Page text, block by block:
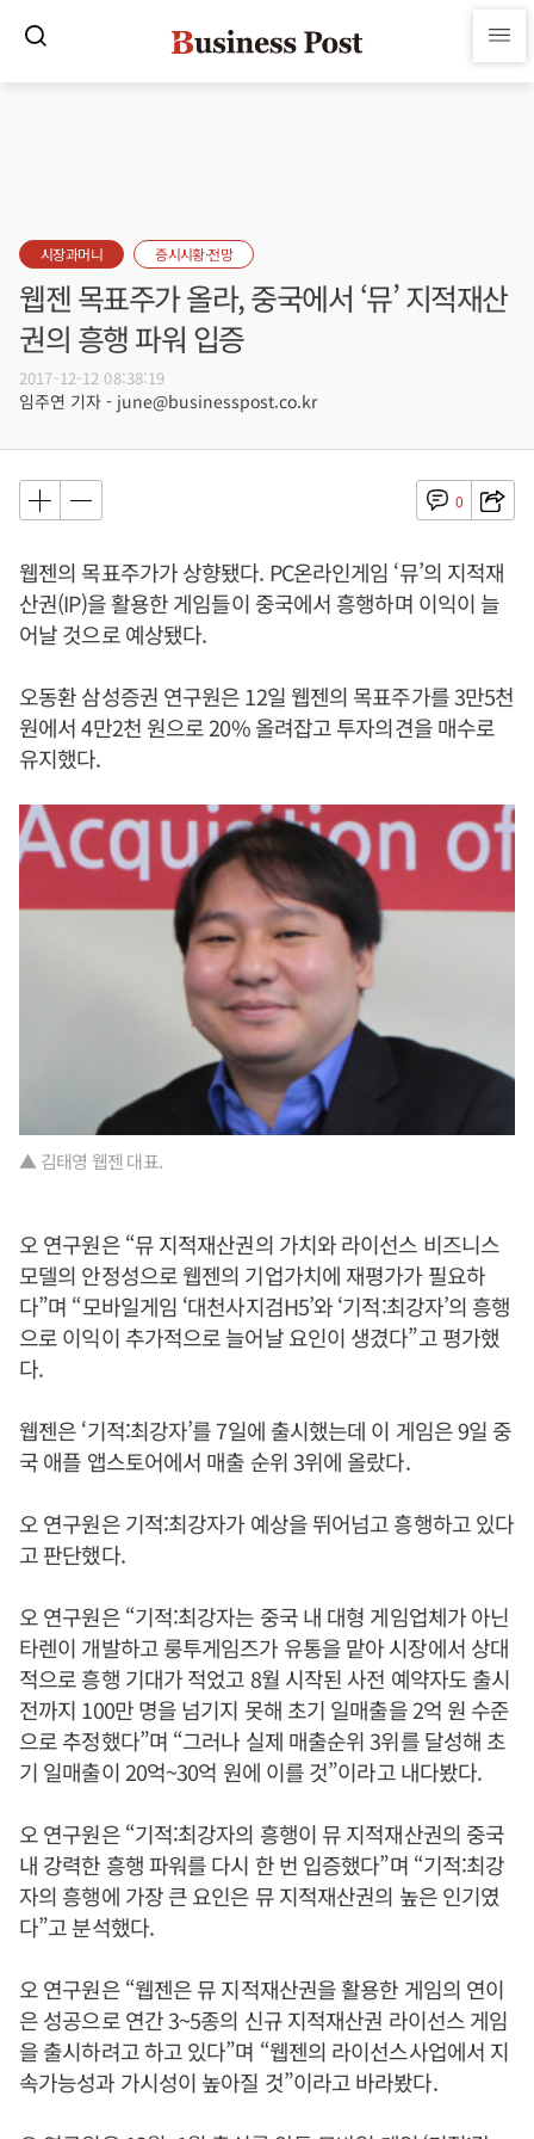
시장과머니 증시시황·전망
웹젠 목표주가 올라, 중국에서 ‘뮤’ 지적재산
권의 흥행 파워 입증
2017-12-12 08:38:19
임주연 기자 - june@businesspost.co.kr
0
웹젠의 목표주가가 상향됐다. PC온라인게임 ‘뮤’의 지적재
산권(IP)을 활용한 게임들이 중국에서 흥행하며 이익이 늘
어날 것으로 예상됐다.
오동환 삼성증권 연구원은 12일 웹젠의 목표주가를 3만5천
원에서 4만2천 원으로 20% 올려잡고 투자의견을 매수로
유지했다.
▲ 김태영 웹젠 대표.
오 연구원은 “뮤 지적재산권의 가치와 라이선스 비즈니스
모델의 안정성으로 웹젠의 기업가치에 재평가가 필요하
다”며 “모바일게임 ‘대천사지검H5’와 ‘기적:최강자’의 흥행
으로 이익이 추가적으로 늘어날 요인이 생겼다”고 평가했
다.
웹젠은 ‘기적:최강자’를 7일에 출시했는데 이 게임은 9일 중
국 애플 앱스토어에서 매출 순위 3위에 올랐다.
오 연구원은 기적:최강자가 예상을 뛰어넘고 흥행하고 있다
고 판단했다.
오 연구원은 “기적:최강자는 중국 내 대형 게임업체가 아닌
타렌이 개발하고 룽투게임즈가 유통을 맡아 시장에서 상대
적으로 흥행 기대가 적었고 8월 시작된 사전 예약자도 출시
전까지 100만 명을 넘기지 못해 초기 일매출을 2억 원 수준
으로 추정했다”며 “그러나 실제 매출순위 3위를 달성해 초
기 일매출이 20억~30억 원에 이를 것”이라고 내다봤다.
오 연구원은 “기적:최강자의 흥행이 뮤 지적재산권의 중국
내 강력한 흥행 파워를 다시 한 번 입증했다”며 “기적:최강
자의 흥행에 가장 큰 요인은 뮤 지적재산권의 높은 인기였
다”고 분석했다.
오 연구원은 “웹젠은 뮤 지적재산권을 활용한 게임의 연이
은 성공으로 연간 3~5종의 신규 지적재산권 라이선스 게임
을 출시하려고 하고 있다”며 “웹젠의 라이선스사업에서 지
속가능성과 가시성이 높아질 것”이라고 바라봤다.